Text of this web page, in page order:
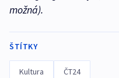
možná).
ŠTÍTKY
Kultura ČT24